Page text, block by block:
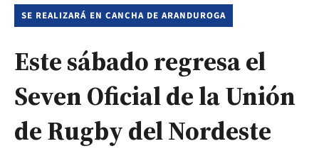
SE REALIZARÁ EN CANCHA DE ARANDUROGA
Este sábado regresa el
Seven Oficial de la Unión
de Rugby del Nordeste